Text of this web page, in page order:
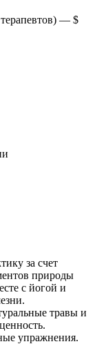
— $
за счет
природы
с йогой и
травы и
упражнения.